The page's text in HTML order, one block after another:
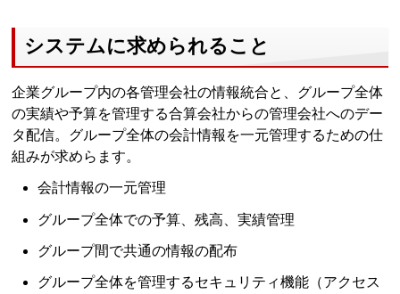
システムに求められること
企業グループ内の各管理会社の情報統合と、グループ全体
の実績や予算を管理する合算会社からの管理会社へのデー
タ配信。グループ全体の会計情報を一元管理するための仕
組みが求めらます。
会計情報の一元管理
グループ全体での予算、残高、実績管理
グループ間で共通の情報の配布
グループ全体を管理するセキュリティ機能（アクセス